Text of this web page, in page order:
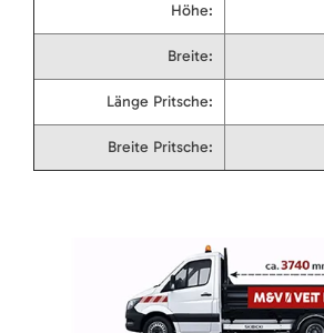
Höhe:
Breite:
Länge Pritsche:
Breite Pritsche: